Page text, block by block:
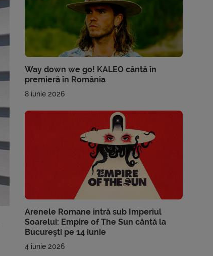
Way down we go! KALEO cântă în
premieră în România
8 iunie 2026
Arenele Romane intră sub Imperiul
Soarelui: Empire of The Sun cântă la
București pe 14 iunie
4 iunie 2026